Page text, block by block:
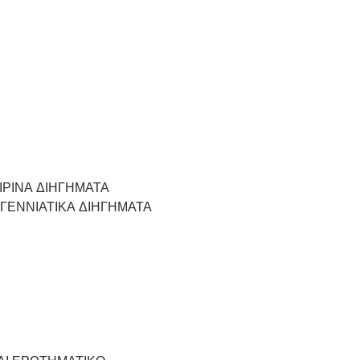
ΔΙΗΓΗΜΑΤΑ
ΔΙΗΓΗΜΑΤΑ